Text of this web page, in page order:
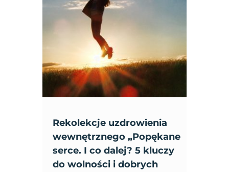
Rekolekcje uzdrowienia
wewnętrznego „Popękane
serce. I co dalej? 5 kluczy
do wolności i dobrych